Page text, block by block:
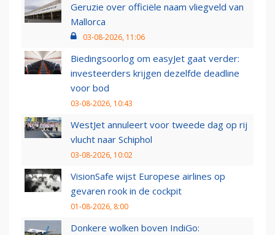
Geruzie over officiële naam vliegveld van
Mallorca
03-08-2026, 11:06
Biedingsoorlog om easyJet gaat verder:
investeerders krijgen dezelfde deadline
voor bod
03-08-2026, 10:43
WestJet annuleert voor tweede dag op rij
vlucht naar Schiphol
03-08-2026, 10:02
VisionSafe wijst Europese airlines op
gevaren rook in de cockpit
01-08-2026, 8:00
Donkere wolken boven IndiGo: